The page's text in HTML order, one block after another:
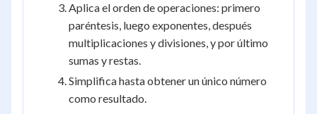
Aplica el orden de operaciones: primero
paréntesis, luego exponentes, después
multiplicaciones y divisiones, y por último
sumas y restas.
Simplifica hasta obtener un único número
como resultado.